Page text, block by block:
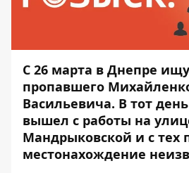
С 26 марта в Днепре
пропавшего
Васильевича. В тот
вышел с работы на
Мандрыковской и с тех
местонахождение